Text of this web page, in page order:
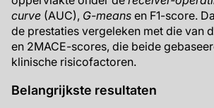
curve (AUC), G-means en F1-score.
de prestaties vergeleken met die van
en 2MACE-scores, die beide
klinische risicofactoren.
Belangrijkste resultaten